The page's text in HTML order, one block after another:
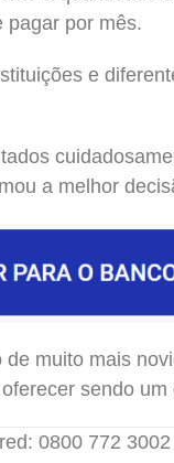
pagar por mês.
e
a melhor
de muito mais
sendo um
0800 772 3002